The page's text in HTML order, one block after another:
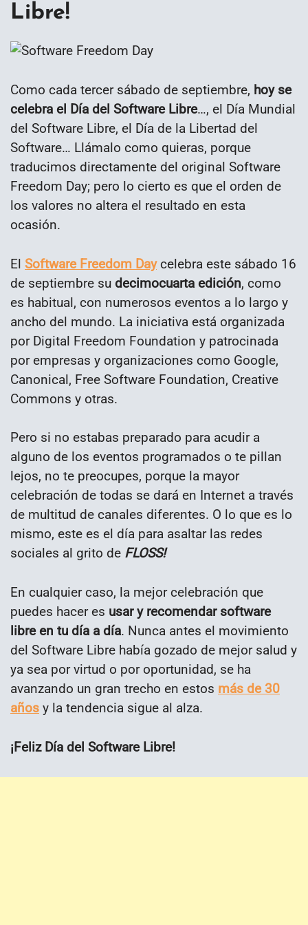
Libre!
Como cada tercer sábado de septiembre, hoy se
celebra el Día del Software Libre…, el Día Mundial
del Software Libre, el Día de la Libertad del
Software… Llámalo como quieras, porque
traducimos directamente del original Software
Freedom Day; pero lo cierto es que el orden de
los valores no altera el resultado en esta
ocasión.
El Software Freedom Daycelebra este sábado 16
de septiembre su decimocuarta edición, como
es habitual, con numerosos eventos a lo largo y
ancho del mundo. La iniciativa está organizada
por Digital Freedom Foundation y patrocinada
por empresas y organizaciones como Google,
Canonical, Free Software Foundation, Creative
Commons y otras.
Pero si no estabas preparado para acudir a
alguno de los eventos programados o te pillan
lejos, no te preocupes, porque la mayor
celebración de todas se dará en Internet a través
de multitud de canales diferentes. O lo que es lo
mismo, este es el día para asaltar las redes
sociales al grito de FLOSS!
En cualquier caso, la mejor celebración que
puedes hacer es usar y recomendar software
libre en tu día a día. Nunca antes el movimiento
del Software Libre había gozado de mejor salud y
ya sea por virtud o por oportunidad, se ha
avanzando un gran trecho en estos más de 30
años y la tendencia sigue al alza.
¡Feliz Día del Software Libre!